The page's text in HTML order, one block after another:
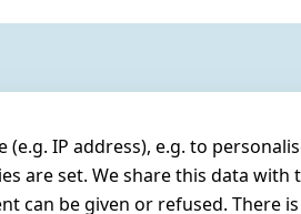
IP address), e.g. to
are set. We share this data
can be given or refused. There